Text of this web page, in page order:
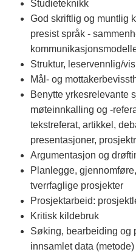
n
n
a
n
t
Studieteknikk
God skriftlig og muntlig
presist språk -
Struktur, leservennlig/
Mål- og
Benytte yrkesrelevante
møteinnkalling og -
tekstreferat, artikkel,
presentasjoner,
Argumentasjon og
Planlegge,
tverrfaglige prosjekter
Prosjektarbeid:
Kritisk kildebruk
Søking, bearbeiding og
innsamlet data (metode)